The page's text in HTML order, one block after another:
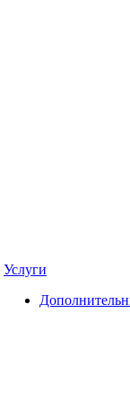
Услуги